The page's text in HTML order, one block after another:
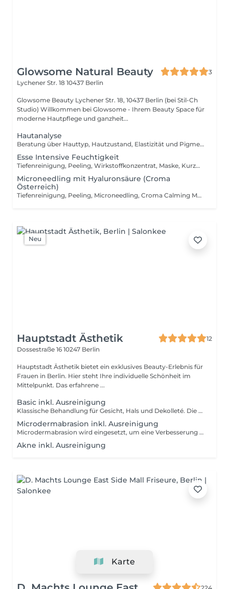
Glowsome Natural Beauty
3
Lychener Str. 18 10437 Berlin
Glowsome Beauty Lychener Str. 18, 10437 Berlin (bei Stil-Ch
Studio) Willkommen bei Glowsome - Ihrem Beauty Space für
moderne Hautpflege und ganzheit...
Hautanalyse
Beratung über Hauttyp, Hautzustand, Elastizität und Pigmentierung; Heimpflege- und Behandlungsempfehlungen.
Esse Intensive Feuchtigkeit
Tiefenreinigung, Peeling, Wirkstoffkonzentrat, Maske, Kurzmassage, Abschlusspflege.
Microneedling mit Hyaluronsäure (Croma
Österreich)
Tiefenreinigung, Peeling, Microneedling, Croma Calming Maske, LED (optional) Abschlusspflege.
Neu
Hauptstadt Ästhetik
12
Dossestraße 16 10247 Berlin
Hauptstadt Ästhetik bietet ein exklusives Beauty-Erlebnis für
Frauen in Berlin. Hier steht Ihre individuelle Schönheit im
Mittelpunkt. Das erfahrene ...
Basic inkl. Ausreinigung
Klassische Behandlung für Gesicht, Hals und Dekolleté. Die Basic Gesichtsbehandlung ist ideal als Kennenlernbehandlung und perfekt für alle auf der Suche nach einem frische Kick. Für alle die sich noch unsicher sind, was ihrer Haut gut tut, die neu mit dem Thema Gesichtsbehandlungen in Berührung kommen möchten oder einfach wenig Zeit mitbringen und sich trotzdem Etwas Gutes tun möchten. Beinhaltet: Abreinigen, Peeling, Tonisieren und leichtes Ausreinigen von Hautunreinheiten, Abschlusspflege.
Microdermabrasion inkl. Ausreinigung
Microdermabrasion wird eingesetzt, um eine Verbesserung des Hautbilds zu erzielen. Die Microdermabrasion kommt vor allem im Gesicht zum Einsatz, kann aber auch an bestimmten Regionen des Körpers verwendet werden. Durch das Peeling werden Verhornungen und abgestorbene Hautschuppen abgetragen, sodass die Haut anschließend einen rosigen Teint, einen frischen Glow und ein ebenmäßiges Erscheinungsbild hat. Die Poren werden von Ablagerungen befreit und Unebenheiten werden entfernt, sodass der Talg besser abfließen kann und die Poren sich optisch verkleinern können. Das hat zur Folge, dass weniger Unreinheiten entstehen und die Haut Wirkstoffe von Pflegeprodukten besser aufnehmen kann. Außerdem wird die Durchblutung angeregt und die Zellerneuerung und Kollagenbildung der Haut gefördert. So hat die Microdermabrasion sogar einen Anti-Aging-Effekt.
Akne inkl. Ausreinigung
Karte